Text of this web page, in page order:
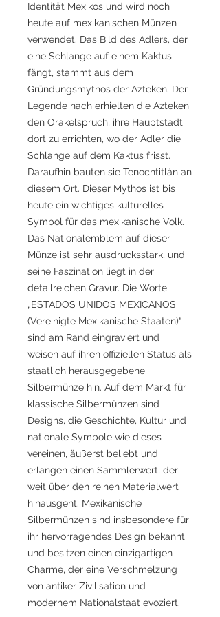
Identität Mexikos und wird noch
heute auf mexikanischen Münzen
verwendet. Das Bild des Adlers, der
eine Schlange auf einem Kaktus
fängt, stammt aus dem
Gründungsmythos der Azteken. Der
Legende nach erhielten die Azteken
den Orakelspruch, ihre Hauptstadt
dort zu errichten, wo der Adler die
Schlange auf dem Kaktus frisst.
Daraufhin bauten sie Tenochtitlán an
diesem Ort. Dieser Mythos ist bis
heute ein wichtiges kulturelles
Symbol für das mexikanische Volk.
Das Nationalemblem auf dieser
Münze ist sehr ausdrucksstark, und
seine Faszination liegt in der
detailreichen Gravur. Die Worte
„ESTADOS UNIDOS MEXICANOS
(Vereinigte Mexikanische Staaten)“
sind am Rand eingraviert und
weisen auf ihren offiziellen Status als
staatlich herausgegebene
Silbermünze hin. Auf dem Markt für
klassische Silbermünzen sind
Designs, die Geschichte, Kultur und
nationale Symbole wie dieses
vereinen, äußerst beliebt und
erlangen einen Sammlerwert, der
weit über den reinen Materialwert
hinausgeht. Mexikanische
Silbermünzen sind insbesondere für
ihr hervorragendes Design bekannt
und besitzen einen einzigartigen
Charme, der eine Verschmelzung
von antiker Zivilisation und
modernem Nationalstaat evoziert.